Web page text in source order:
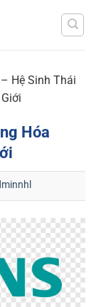
Hệ Sinh Thái
Hóa